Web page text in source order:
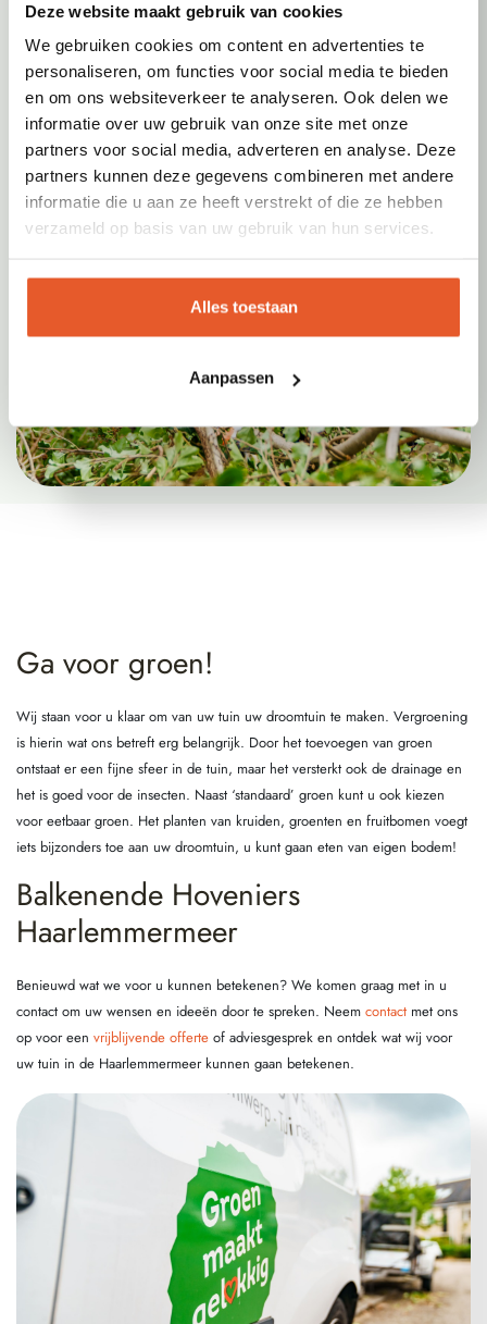
Deze website maakt gebruik van cookies
We gebruiken cookies om content en advertenties te
personaliseren, om functies voor social media te bieden
en om ons websiteverkeer te analyseren. Ook delen we
informatie over uw gebruik van onze site met onze
partners voor social media, adverteren en analyse. Deze
partners kunnen deze gegevens combineren met andere
informatie die u aan ze heeft verstrekt of die ze hebben
verzameld op basis van uw gebruik van hun services.
Alles toestaan
Aanpassen
Ga voor groen!
Wij staan voor u klaar om van uw tuin uw droomtuin te maken. Vergroening
is hierin wat ons betreft erg belangrijk. Door het toevoegen van groen
ontstaat er een fijne sfeer in de tuin, maar het versterkt ook de drainage en
het is goed voor de insecten. Naast ‘standaard’ groen kunt u ook kiezen
voor eetbaar groen. Het planten van kruiden, groenten en fruitbomen voegt
iets bijzonders toe aan uw droomtuin, u kunt gaan eten van eigen bodem!
Balkenende Hoveniers
Haarlemmermeer
Benieuwd wat we voor u kunnen betekenen? We komen graag met in u
contact om uw wensen en ideeën door te spreken. Neem contact met ons
op voor een vrijblijvende offerte of adviesgesprek en ontdek wat wij voor
uw tuin in de Haarlemmermeer kunnen gaan betekenen.